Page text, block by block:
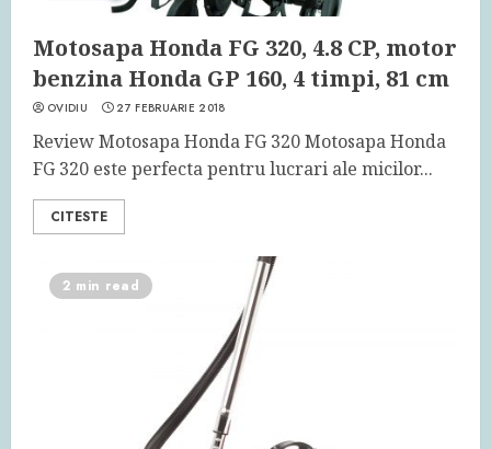
Motosapa Honda FG 320, 4.8 CP, motor
benzina Honda GP 160, 4 timpi, 81 cm
OVIDIU 27 FEBRUARIE 2018
Review Motosapa Honda FG 320 Motosapa Honda
FG 320 este perfecta pentru lucrari ale micilor...
CITESTE
2 min read